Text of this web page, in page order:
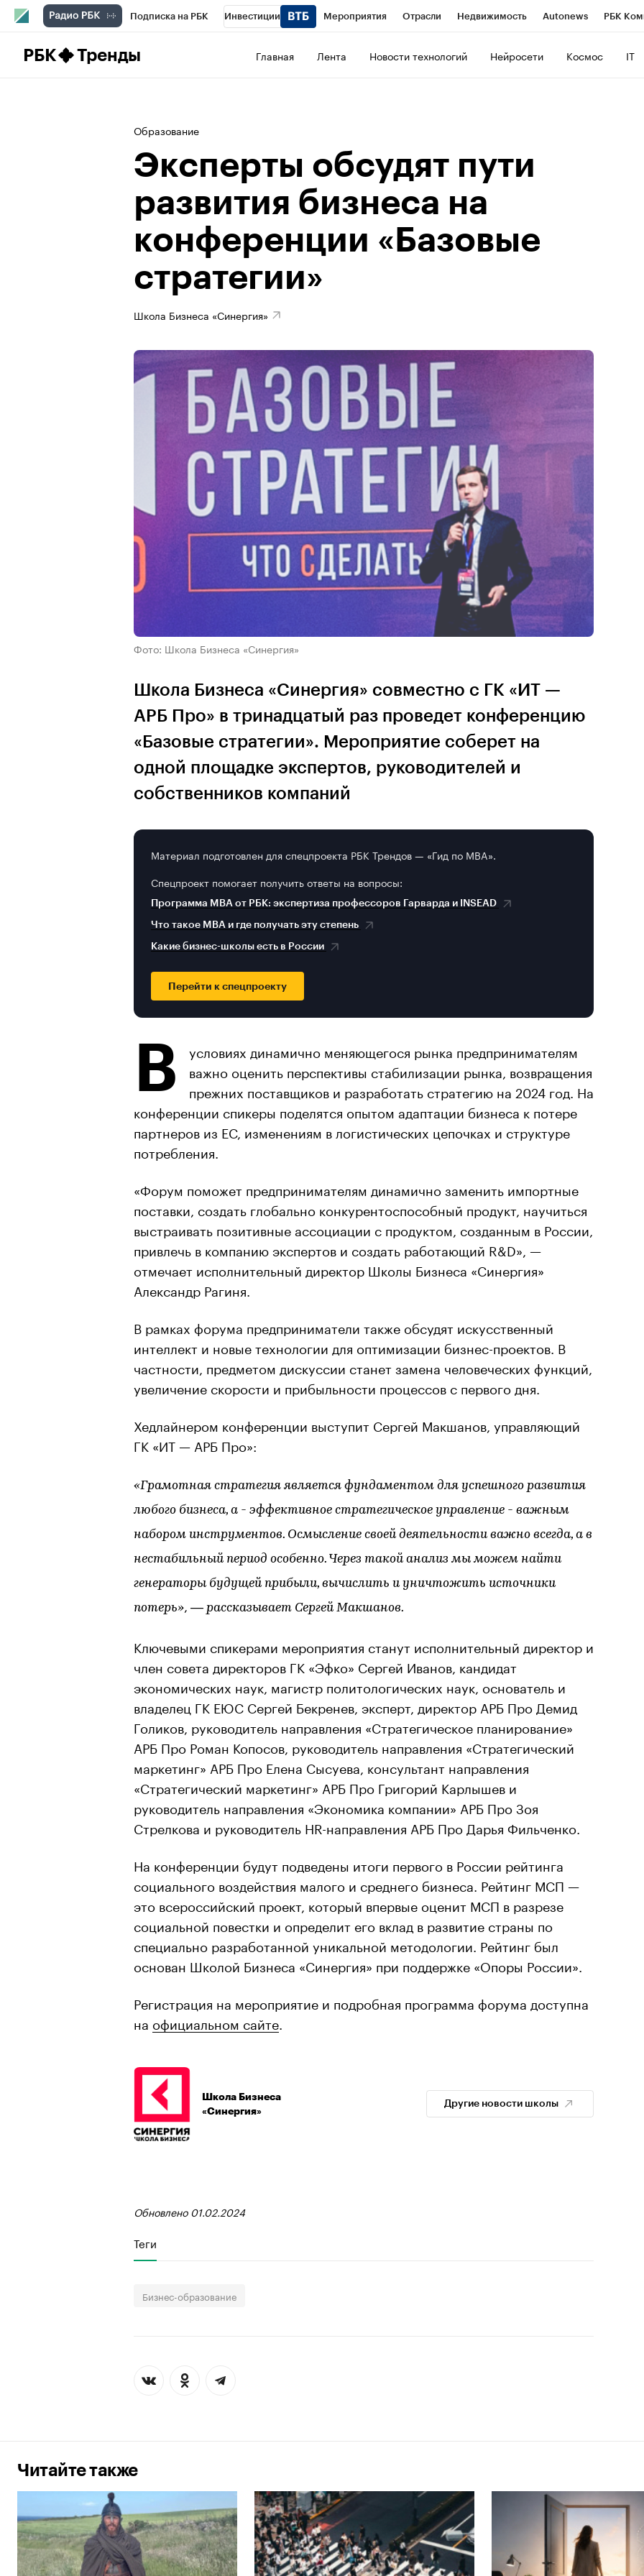
Подписка на РБК Инвестиции Мероприятия Отрасли Недвижимость Autonews РБК
РБК Тренды Главная Лента Новости технологий Нейросети Космос IT
Образование
Эксперты обсудят пути
развития бизнеса на
конференции «Базовые
стратегии»
Школа Бизнеса «Синергия»
Фото: Школа Бизнеса «Синергия»
Школа Бизнеса «Синергия» совместно с ГК «ИТ —
АРБ Про» в тринадцатый раз проведет конференцию
«Базовые стратегии». Мероприятие соберет на
одной площадке экспертов, руководителей и
собственников компаний
Материал подготовлен для спецпроекта РБК Трендов — «Гид по MBA».
Спецпроект помогает получить ответы на вопросы:
Программа MBA от РБК: экспертиза профессоров Гарварда и INSEAD
Что такое MBA и где получать эту степень
Какие бизнес-школы есть в России
Перейти к спецпроекту
В
условиях динамично меняющегося рынка предпринимателям
важно оценить перспективы стабилизации рынка, возвращения
прежних поставщиков и разработать стратегию на 2024 год. На
конференции спикеры поделятся опытом адаптации бизнеса к потере
партнеров из ЕС, изменениям в логистических цепочках и структуре
потребления.
«Форум поможет предпринимателям динамично заменить импортные
поставки, создать глобально конкурентоспособный продукт, научиться
выстраивать позитивные ассоциации с продуктом, созданным в России,
привлечь в компанию экспертов и создать работающий R&D», —
отмечает исполнительный директор Школы Бизнеса «Синергия»
Александр Рагиня.
В рамках форума предприниматели также обсудят искусственный
интеллект и новые технологии для оптимизации бизнес-проектов. В
частности, предметом дискуссии станет замена человеческих функций,
увеличение скорости и прибыльности процессов с первого дня.
Хедлайнером конференции выступит Сергей Макшанов, управляющий
ГК «ИТ — АРБ Про»:
«Грамотная стратегия является фундаментом для успешного развития
любого бизнеса, а - эффективное стратегическое управление - важным
набором инструментов. Осмысление своей деятельности важно всегда, а в
нестабильный период особенно. Через такой анализ мы можем найти
генераторы будущей прибыли, вычислить и уничтожить источники
потерь» — рассказывает Сергей Макшанов.
Ключевыми спикерами мероприятия станут исполнительный директор и
член совета директоров ГК «Эфко» Сергей Иванов, кандидат
экономических наук, магистр политологических наук, основатель и
владелец ГК ЕЮС Сергей Бекренев, эксперт, директор АРБ Про Демид
Голиков, руководитель направления «Стратегическое планирование»
АРБ Про Роман Копосов, руководитель направления «Стратегический
маркетинг» АРБ Про Елена Сысуева, консультант направления
«Стратегический маркетинг» АРБ Про Григорий Карлышев и
руководитель направления «Экономика компании» АРБ Про Зоя
Стрелкова и руководитель HR-направления АРБ Про Дарья Фильченко.
На конференции будут подведены итоги первого в России рейтинга
социального воздействия малого и среднего бизнеса. Рейтинг МСП —
это всероссийский проект, который впервые оценит МСП в разрезе
социальной повестки и определит его вклад в развитие страны по
специально разработанной уникальной методологии. Рейтинг был
основан Школой Бизнеса «Синергия» при поддержке «Опоры России».
Регистрация на мероприятие и подробная программа форума доступна
на официальном сайте
Школа Бизнеса
«Синергия»
Другие новости школы
Обновлено 01.02.2024
Теги
Бизнес-образование
Читайте также